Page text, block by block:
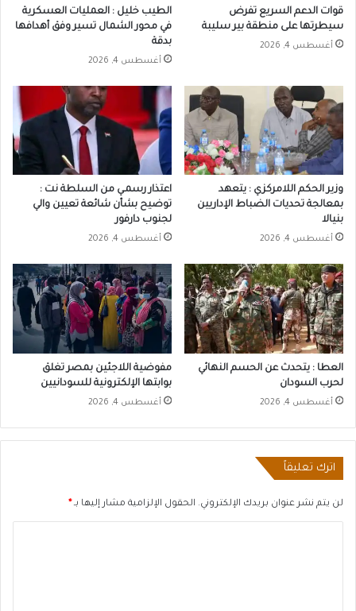
قوات الدعم السريع تفرض
سيطرتها على منطقة بير سليبة
أغسطس 4, 2026
الطيب خليل : العمليات العسكرية
في محور الشمال تسير وفق أهدافها
بدقة
أغسطس 4, 2026
وزير الحكم اللامركزي : يتعهد
بمعالجة تحديات الضباط الإداريين
بنيالا
أغسطس 4, 2026
اعتذار رسمـي من السلطة نت :
توضيح بشأن شائعة تعيين والي
لجنوب دارفور
أغسطس 4, 2026
العطا : يتحدث عن الحسم النهائي
لحرب السودان
أغسطس 4, 2026
مفوضية اللاجئين بمصر تغلق
بوابتها الإلكترونية للسودانيين
أغسطس 4, 2026
اترك تعليقاً
لن يتم نشر عنوان بريدك الإلكتروني. الحقول الإلزامية مشار إليها بـ *